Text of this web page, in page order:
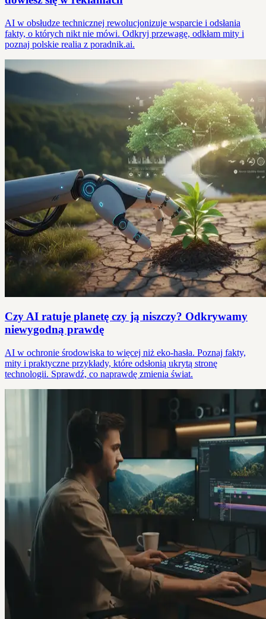
AI w obsłudze technicznej rewolucjonizuje wsparcie i odsłania
fakty, o których nikt nie mówi. Odkryj przewagę, odkłam mity i
poznaj polskie realia z poradnik.ai.
Czy AI ratuje planetę czy ją niszczy? Odkrywamy
niewygodną prawdę
AI w ochronie środowiska to więcej niż eko-hasła. Poznaj fakty,
mity i praktyczne przykłady, które odsłonią ukrytą stronę
technologii. Sprawdź, co naprawdę zmienia świat.